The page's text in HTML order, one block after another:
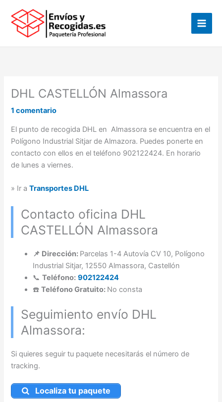
contenido
DHL CASTELLÓN Almassora
1 comentario
El punto de recogida DHL en Almassora se encuentra en el
Polígono Industrial Sitjar de Almazora. Puedes ponerte en
contacto con ellos en el teléfono 902122424. En horario
de lunes a viernes.
» Ir aTransportes DHL
Contacto oficina DHL
CASTELLÓN Almassora
📌 Dirección: Parcelas 1-4 Autovía CV 10, Polígono
Industrial Sitjar, 12550 Almassora, Castellón
📞Teléfono: 902122424
☎️Teléfono Gratuito: No consta
Seguimiento envío DHL
Almassora:
Si quieres seguir tu paquete necesitarás el número de
tracking.
Localiza tu paquete